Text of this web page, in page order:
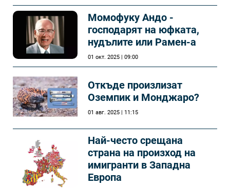
Момофуку Андо -
господарят на юфката,
нудълите или Рамен-а
01 окт. 2025 | 09:00
Откъде произлизат
Оземпик и Монджаро?
01 авг. 2025 | 11:15
Най-често срещана
страна на произход на
имигранти в Западна
Европа